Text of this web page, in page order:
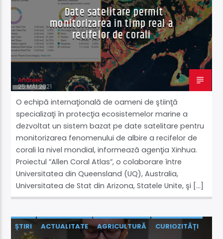
Date satelitare permit
monitorizarea în timp real a
recifelor de corali
Andreea
25 MAI 2021
O echipă internaţională de oameni de ştiinţă
specializaţi în protecţia ecosistemelor marine a
dezvoltat un sistem bazat pe date satelitare pentru
monitorizarea fenomenului de albire a recifelor de
corali la nivel mondial, informează agenţia Xinhua.
Proiectul ”Allen Coral Atlas”, o colaborare între
Universitatea din Queensland (UQ), Australia,
Universitatea de Stat din Arizona, Statele Unite, şi […]
ȘTIRI ACTUALITATE AGRICULTURĂ
CURIOZITĂȚI